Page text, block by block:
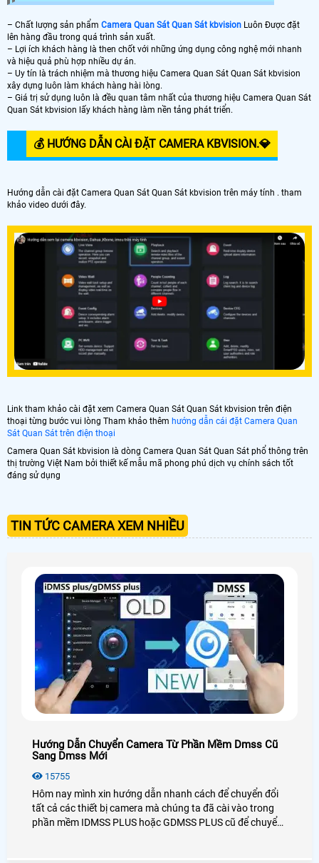
– Chất lượng sản phẩm Camera Quan Sát Quan Sát kbvision Luôn Được đặt
lên hàng đầu trong quá trình sản xuất.
– Lợi ích khách hàng là then chốt với những ứng dụng công nghệ mới nhanh
và hiệu quả phù hợp nhiều dự án.
– Uy tín là trách nhiệm mà thương hiệu Camera Quan Sát Quan Sát kbvision
xây dựng luôn làm khách hàng hài lòng.
– Giá trị sử dụng luôn là đều quan tâm nhất của thương hiệu Camera Quan Sát
Quan Sát kbvision lấy khách hàng làm nền tảng phát triển.
💰 HƯỚNG DẪN CÀI ĐẶT CAMERA KBVISION.️💎
Hướng dẫn cài đặt Camera Quan Sát Quan Sát kbvision trên máy tính . tham
khảo video dưới đây.
Link tham khảo cài đặt xem Camera Quan Sát Quan Sát kbvision trên điện
thoại từng bước vui lòng Tham khảo thêm hướng dẫn cái đặt Camera Quan
Sát Quan Sát trên điện thoại
Camera Quan Sát kbvision là dòng Camera Quan Sát Quan Sát phổ thông trên
thị trường Việt Nam bởi thiết kế mẫu mã phong phú dịch vụ chính sách tốt
đáng sử dụng
TIN TỨC CAMERA XEM NHIỀU
Hướng Dẫn Chuyển Camera Từ Phần Mềm Dmss Cũ
Sang Dmss Mới
15755
Hôm nay mình xin hướng dẫn nhanh cách để chuyển đổi
tất cả các thiết bị camera mà chúng ta đã cài vào trong
phần mềm IDMSS PLUS hoặc GDMSS PLUS cũ để chuyển